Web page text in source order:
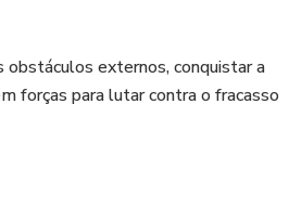
obstáculos externos, conquistar a
forças para lutar contra o fracasso
depressão e falta de motivação,